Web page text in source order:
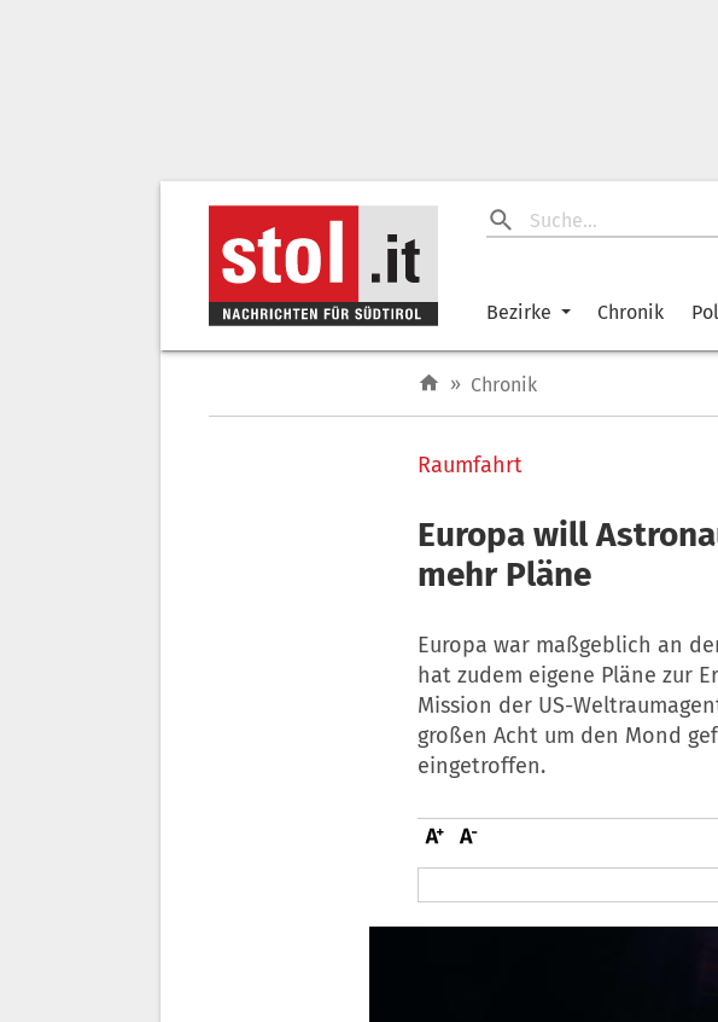
Bezirke Chronik
» Chronik
Raumfahrt
Europa will
mehr Pläne
Europa war maßgeblich an
hat zudem eigene Pläne zur
Mission der US-
großen Acht um den Mond
eingetroffen.